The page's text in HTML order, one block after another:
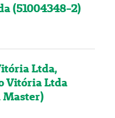
(51004348-2)
Ltda,
Vitória Ltda
Master)